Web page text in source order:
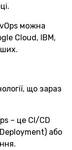
можна
Cloud, IBM,
що зараз
– це CI/CD
або